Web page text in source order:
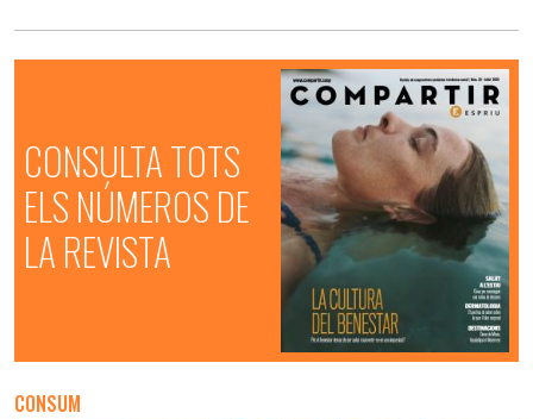
CONSULTA TOTS
ELS NÚMEROS DE
LA REVISTA
CONSUM